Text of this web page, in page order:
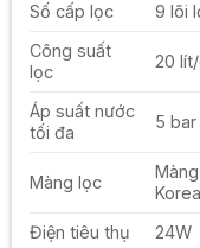
Số cấp lọc
9 lõi
Công suất
lọc
20
Áp suất nước
tối đa
5 bar
Màng lọc
Korea
Điện tiêu thụ
24W